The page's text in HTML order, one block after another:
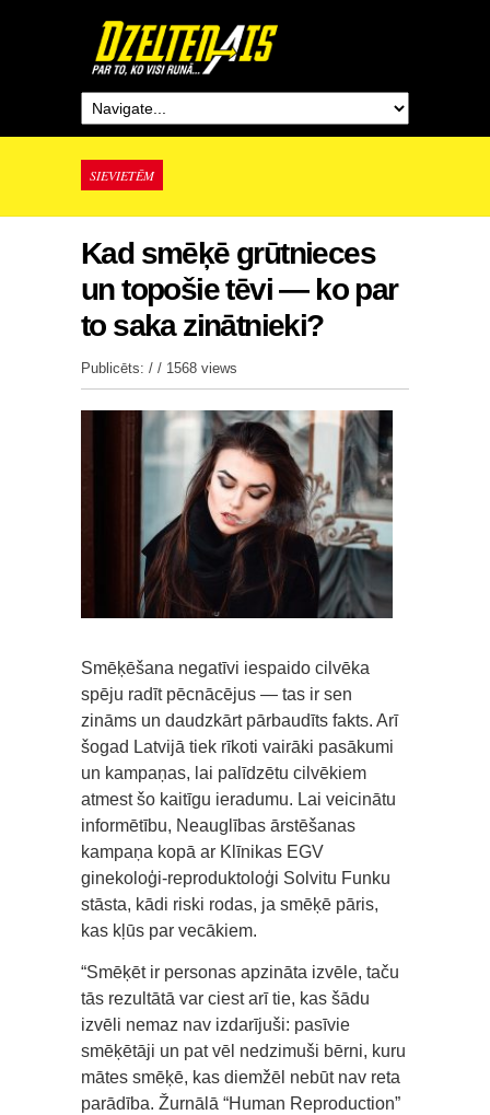
SIEVIETĒM
Kad smēķē grūtnieces
un topošie tēvi — ko par
to saka zinātnieki?
Publicēts: / / 1568 views
Smēķēšana negatīvi iespaido cilvēka
spēju radīt pēcnācējus — tas ir sen
zināms un daudzkārt pārbaudīts fakts. Arī
šogad Latvijā tiek rīkoti vairāki pasākumi
un kampaņas, lai palīdzētu cilvēkiem
atmest šo kaitīgu ieradumu. Lai veicinātu
informētību, Neauglības ārstēšanas
kampaņa kopā ar Klīnikas EGV
ginekoloģi-reproduktoloģi Solvitu Funku
stāsta, kādi riski rodas, ja smēķē pāris,
kas kļūs par vecākiem.
“Smēķēt ir personas apzināta izvēle, taču
tās rezultātā var ciest arī tie, kas šādu
izvēli nemaz nav izdarījuši: pasīvie
smēķētāji un pat vēl nedzimuši bērni, kuru
mātes smēķē, kas diemžēl nebūt nav reta
parādība. Žurnālā “Human Reproduction”